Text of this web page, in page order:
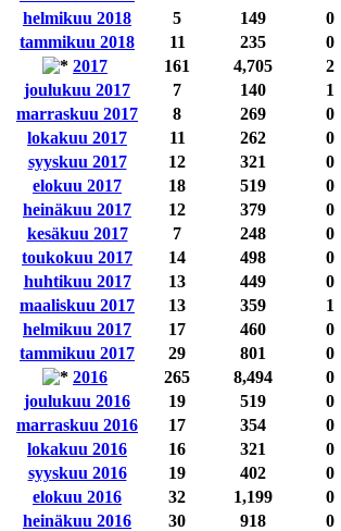
helmikuu 2018
5 149 0
tammikuu 2018
11 235 0
2017
161 4,705 2
joulukuu 2017
7 140 1
marraskuu 2017
8 269 0
lokakuu 2017
11 262 0
syyskuu 2017
12 321 0
elokuu 2017
18 519 0
heinäkuu 2017
12 379 0
kesäkuu 2017
7 248 0
toukokuu 2017
14 498 0
huhtikuu 2017
13 449 0
maaliskuu 2017
13 359 1
helmikuu 2017
17 460 0
tammikuu 2017
29 801 0
2016
265 8,494 0
joulukuu 2016
19 519 0
marraskuu 2016
17 354 0
lokakuu 2016
16 321 0
syyskuu 2016
19 402 0
elokuu 2016
32 1,199 0
heinäkuu 2016
30 918 0